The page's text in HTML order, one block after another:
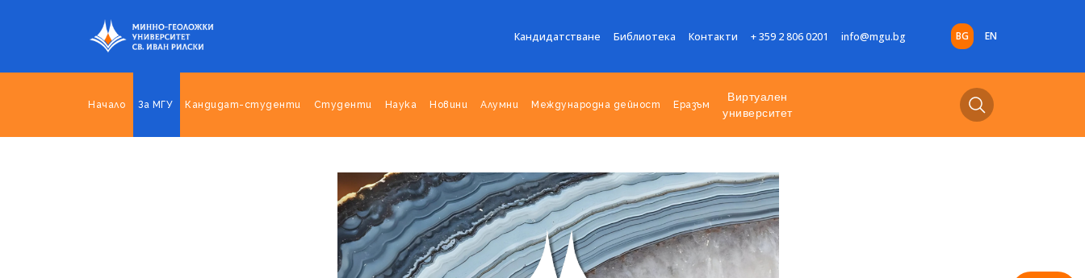
Кандидатстване Библиотека Контакти + 359 2 806 0201 info@mgu.bg BG EN
Начало За МГУ Кандидат-студенти Студенти Наука Новини Алумни Международна дейност Еразъм
Виртуален
университет